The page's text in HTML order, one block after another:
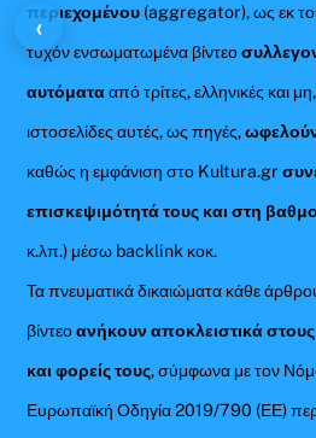
περιεχομένου (aggregator), ως εκ
τυχόν ενσωματωμένα βίντεο
αυτόματααπό τρίτες, ελληνικές και
ιστοσελίδες αυτές, ως πηγές,
καθώς η εμφάνιση στο Kultura.gr
επισκεψιμότητά τους και στη
κ.λπ.) μέσω backlink κοκ.
Τα πνευματικά δικαιώματα κάθε
βίντεοανήκουν αποκλειστικά
και φορείς τους, σύμφωνα με τον
Ευρωπαϊκή Οδηγία 2019/790 (ΕΕ)
‹